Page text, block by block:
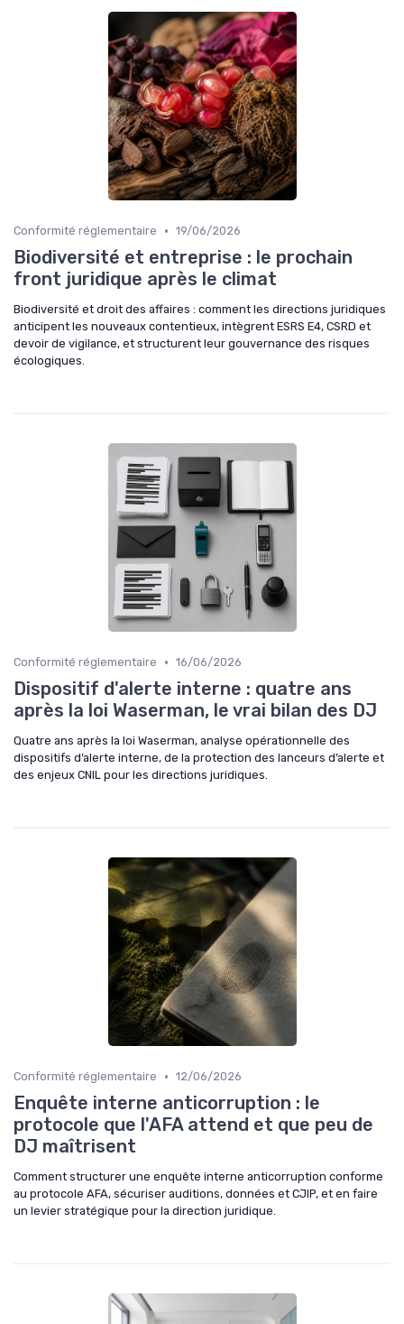
Conformité réglementaire • 19/06/2026
Biodiversité et entreprise : le prochain
front juridique après le climat
Biodiversité et droit des affaires : comment les directions juridiques
anticipent les nouveaux contentieux, intègrent ESRS E4, CSRD et
devoir de vigilance, et structurent leur gouvernance des risques
écologiques.
Conformité réglementaire • 16/06/2026
Dispositif d'alerte interne : quatre ans
après la loi Waserman, le vrai bilan des DJ
Quatre ans après la loi Waserman, analyse opérationnelle des
dispositifs d’alerte interne, de la protection des lanceurs d’alerte et
des enjeux CNIL pour les directions juridiques.
Conformité réglementaire • 12/06/2026
Enquête interne anticorruption : le
protocole que l'AFA attend et que peu de
DJ maîtrisent
Comment structurer une enquête interne anticorruption conforme
au protocole AFA, sécuriser auditions, données et CJIP, et en faire
un levier stratégique pour la direction juridique.